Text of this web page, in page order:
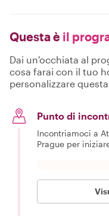
Questa è il
Dai un'occhiata al
cosa farai con il tuo
personalizzare
Punto di
Incontriamoci a
Prague per